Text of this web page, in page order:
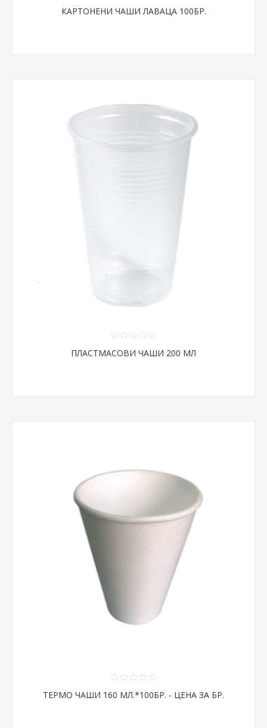
КАРТОНЕНИ ЧАШИ ЛАВАЦА 100БР.
ПЛАСТМАСОВИ ЧАШИ 200 МЛ
ТЕРМО ЧАШИ 160 МЛ.*100БР. - ЦЕНА ЗА БР.